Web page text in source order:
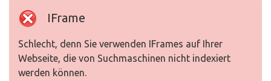
IFrame
Schlecht, denn Sie verwenden IFrames auf Ihrer
Webseite, die von Suchmaschinen nicht indexiert
werden können.